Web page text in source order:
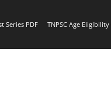
Series PDF TNPSC Age